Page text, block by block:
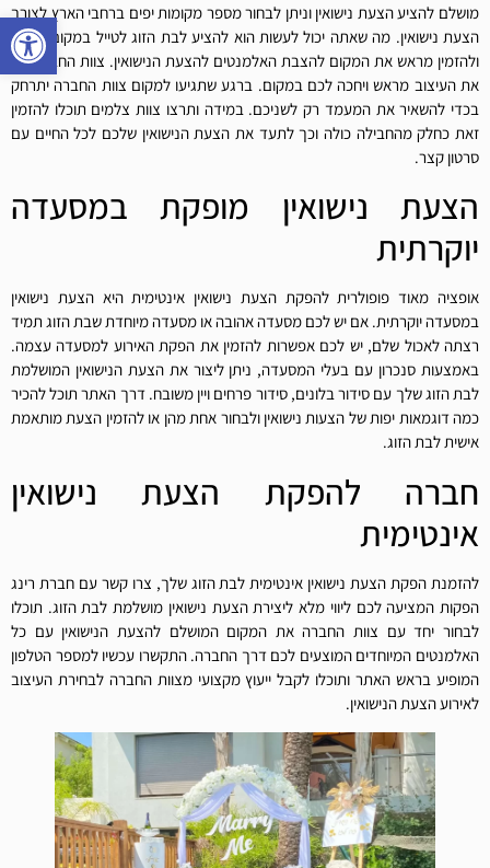
מושלם להציע הצעת נישואין וניתן לבחור מספר מקומות יפים ברחבי הארץ לצורך
הצעת נישואין. מה שאתה יכול לעשות הוא להציע לבת הזוג לטייל במקום מסוים
ולהזמין מראש את המקום להצבת האלמנטים להצעת הנישואין. צוות החברה יכין
את העיצוב מראש ויחכה לכם במקום. ברגע שתגיעו למקום צוות החברה יתרחק
בכדי להשאיר את המעמד רק לשניכם. במידה ותרצו צוות צלמים תוכלו להזמין
זאת כחלק מהחבילה כולה וכך לתעד את הצעת הנישואין שלכם לכל החיים עם
סרטון קצר.
הצעת נישואין מופקת במסעדה
יוקרתית
אופציה מאוד פופולרית להפקת הצעת נישואין אינטימית היא הצעת נישואין
במסעדה יוקרתית. אם יש לכם מסעדה אהובה או מסעדה מיוחדת שבת הזוג תמיד
רצתה לאכול שלם, יש לכם אפשרות להזמין את הפקת האירוע למסעדה עצמה.
באמצעות סנכרון עם בעלי המסעדה, ניתן ליצור את הצעת הנישואין המושלמת
לבת הזוג שלך עם סידור בלונים, סידור פרחים ויין משובח. דרך האתר תוכל להכיר
כמה דוגמאות יפות של הצעות נישואין ולבחור אחת מהן או להזמין הצעת מותאמת
אישית לבת הזוג.
חברה להפקת הצעת נישואין
אינטימית
להזמנת הפקת הצעת נישואין אינטימית לבת הזוג שלך, צרו קשר עם חברת רינג
הפקות המציעה לכם ליווי מלא ליצירת הצעת נישואין מושלמת לבת הזוג. תוכלו
לבחור יחד עם צוות החברה את המקום המושלם להצעת הנישואין עם כל
האלמנטים המיוחדים המוצעים לכם דרך החברה. התקשרו עכשיו למספר הטלפון
המופיע בראש האתר ותוכלו לקבל ייעוץ מקצועי מצוות החברה לבחירת העיצוב
לאירוע הצעת הנישואין.
פתח